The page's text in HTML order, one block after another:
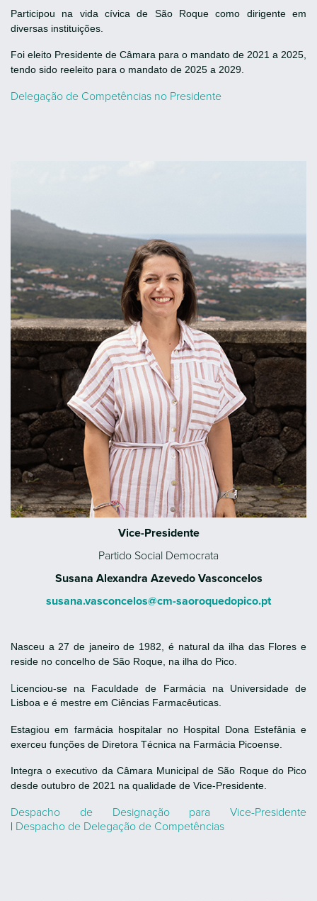
Participou na vida cívica de São Roque como dirigente em
diversas instituições.
Foi eleito Presidente de Câmara para o mandato de 2021 a 2025,
tendo sido reeleito para o mandato de 2025 a 2029.
Delegação de Competências no Presidente
Vice-Presidente
Partido Social Democrata
Susana Alexandra Azevedo Vasconcelos
susana.vasconcelos@cm-saoroquedopico.pt
Nasceu a 27 de janeiro de 1982, é natural da ilha das Flores e
reside no concelho de São Roque, na ilha do Pico.
Licenciou-se na Faculdade de Farmácia na Universidade de
Lisboa e é mestre em Ciências Farmacêuticas.
Estagiou em farmácia hospitalar no Hospital Dona Estefânia e
exerceu funções de Diretora Técnica na Farmácia Picoense.
Integra o executivo da Câmara Municipal de São Roque do Pico
desde outubro de 2021 na qualidade de Vice-Presidente.
Despacho de Designação para Vice-Presidente
| Despacho de Delegação de Competências